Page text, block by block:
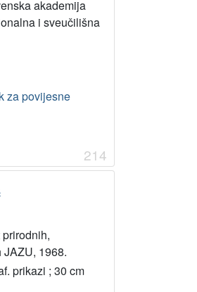
akademija
i sveučilišna
za povijesne
214
1968.
prikazi ; 30 cm